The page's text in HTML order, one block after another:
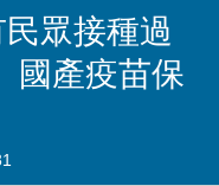
眾接種過
產疫苗保